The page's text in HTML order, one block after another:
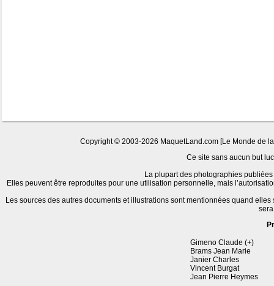
Copyright © 2003-2026 MaquetLand.com [Le Monde de
Ce site sans aucun but
La plupart des photographies
Elles peuvent être reproduites pour une utilisation personnelle, mais
Les sources des autres documents et illustrations sont mentionnées quand
Gimeno Claude (+)
Brams Jean Marie
Janier Charles
Vincent Burgat
Jean Pierre Heymes